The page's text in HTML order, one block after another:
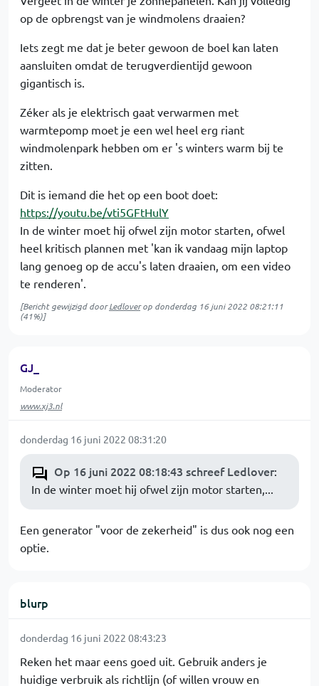
op de opbrengst van je windmolens draaien?
Iets zegt me dat je beter gewoon de boel kan laten
aansluiten omdat de terugverdientijd gewoon
gigantisch is.
Zéker als je elektrisch gaat verwarmen met
warmtepomp moet je een wel heel erg riant
windmolenpark hebben om er 's winters warm bij te
zitten.
Dit is iemand die het op een boot doet:
https://youtu.be/vti5GFtHulY
In de winter moet hij ofwel zijn motor starten, ofwel
heel kritisch plannen met 'kan ik vandaag mijn laptop
lang genoeg op de accu's laten draaien, om een video
te renderen'.
[Bericht gewijzigd doorLedloverop donderdag 16 juni 2022 08:21:11
(41%)]
GJ_
Moderator
www.xj3.nl
donderdag 16 juni 2022 08:31:20
Op 16 juni 2022 08:18:43 schreef Ledlover:
In de winter moet hij ofwel zijn motor starten,...
Een generator "voor de zekerheid" is dus ook nog een
optie.
blurp
donderdag 16 juni 2022 08:43:23
Reken het maar eens goed uit. Gebruik anders je
huidige verbruik als richtlijn (of willen vrouw en